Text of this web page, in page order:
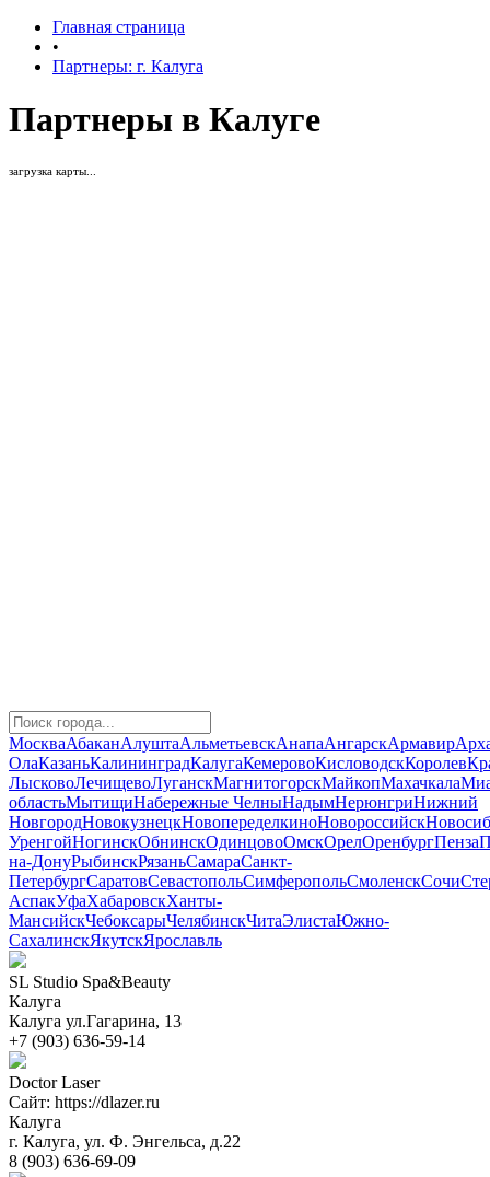
Главная страница
•
Партнеры: г. Калуга
Партнеры в Калуге
загрузка карты...
МоскваАбаканАлуштаАльметьевскАнапаАнгарскАрмавир
ОлаКазаньКалининградКалугаКемеровоКисловодскКоролев
ЛысковоЛечищевоЛуганскМагнитогорскМайкопМахачкала
областьМытищиНабережные ЧелныНадымНерюнгриНижний
НовгородНовокузнецкНовопеределкиноНовороссийск
УренгойНогинскОбнинскОдинцовоОмскОрелОренбургПенза
на-ДонуРыбинскРязаньСамараСанкт-
ПетербургСаратовСевастопольСимферопольСмоленскСочи
АспакУфаХабаровскХанты-
МансийскЧебоксарыЧелябинскЧитаЭлистаЮжно-
СахалинскЯкутскЯрославль
SL Studio Spa&Beauty
Калуга
Калуга ул.Гагарина, 13
+7 (903) 636-59-14
Doctor Laser
Сайт: https://dlazer.ru
Калуга
г. Калуга, ул. Ф. Энгельса, д.22
8 (903) 636-69-09